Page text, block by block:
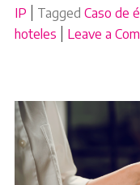
IP
Tagged Caso de
hoteles
Leave a